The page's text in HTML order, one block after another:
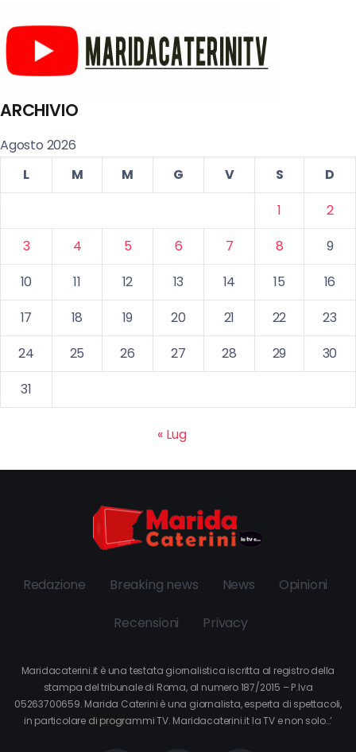
ARCHIVIO
Agosto 2026
L
M M G V S
D
1
2
3
4 5 6 7 8
9
10
11 12 13 14 15
16
17
18 19 20 21 22
23
24
25 26 27 28 29
30
31
« Lug
Redazione Breaking news News Opinioni
Recensioni Privacy
Maridacaterini.it è una testata giornalistica iscritta al registro della
stampa del tribunale di Roma, al numero 187/2015 – P.Iva
05263700659. Marida Caterini è una giornalista, esperta di spettacoli,
in particolare di programmi TV. Maridacaterini.it la TV e non solo…’